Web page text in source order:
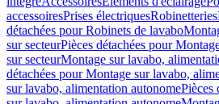
accessoiresPrises électriquesRobinetteries
détachées pour Robinets de lavabo
sur secteurPièces détachées pour
sur secteurMontage sur lavabo,
détachées pour Montage sur lavabo,
sur lavabo, alimentation autonomePièces